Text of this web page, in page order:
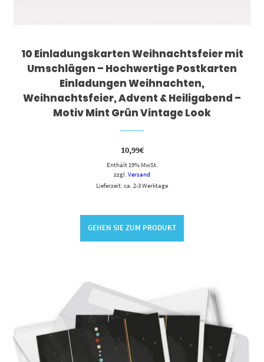
10 Einladungskarten Weihnachtsfeier mit
Umschlägen – Hochwertige Postkarten
Einladungen Weihnachten,
Weihnachtsfeier, Advent & Heiligabend –
Motiv Mint Grün Vintage Look
10,99€
Enthält 19% MwSt.
zzgl. Versand
Lieferzeit: ca. 2-3 Werktage
GEHEN SIE ZUM PRODUKT